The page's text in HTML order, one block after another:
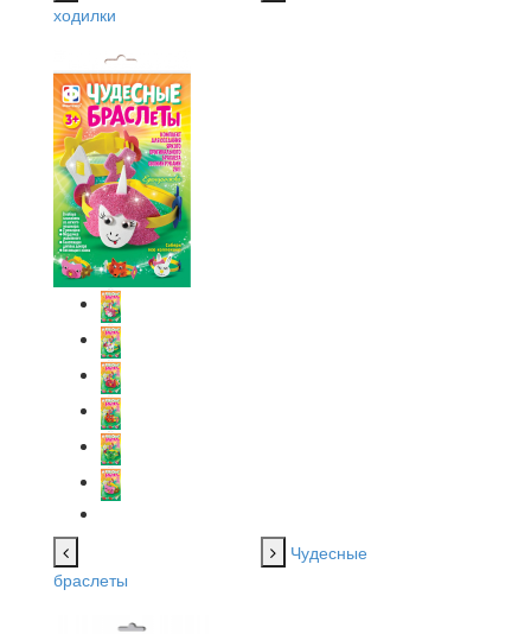
ходилки
Чудесные
браслеты